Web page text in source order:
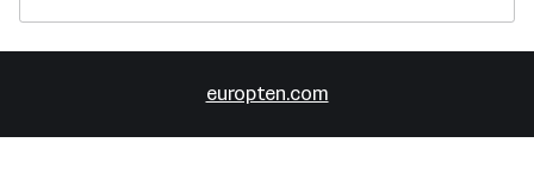
europten.com